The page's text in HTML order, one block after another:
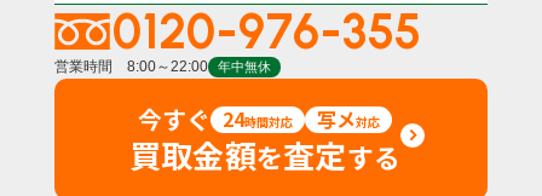
0120-976-355
営業時間 8:00～22:00 年中無休
今すぐ 24時間対応 写メ対応
買取金額を査定する